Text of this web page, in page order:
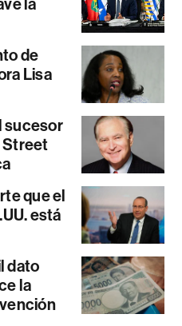
la
de
Lisa
sucesor
Street
que el
está
dato
la